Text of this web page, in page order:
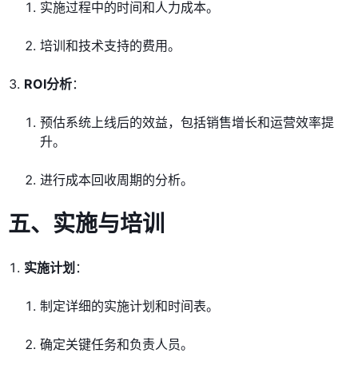
实施过程中的时间和人力成本。
培训和技术支持的费用。
ROI分析：
预估系统上线后的效益，包括销售增长和运营效率提
升。
进行成本回收周期的分析。
五、实施与培训
实施计划 ：
制定详细的实施计划和时间表。
确定关键任务和负责人员。